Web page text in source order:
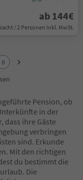
ab 144€
/ 2 Personen Inkl. MwSt.
8
Pension, ob
in der
dass ihre Gäste
verbringen
sind. Erkunde
Mit den richtigen
du bestimmt die
Die